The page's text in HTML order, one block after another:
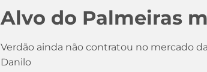
Alvo do Palmeiras
Verdão ainda não contratou no mercado
Danilo